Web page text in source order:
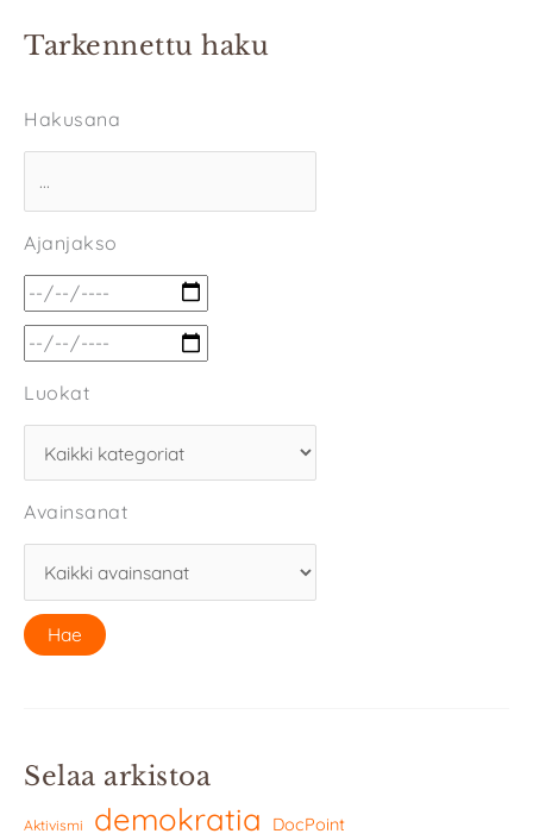
Tarkennettu haku
Hakusana
Ajanjakso
Luokat
Avainsanat
Selaa arkistoa
Aktivismi demokratia DocPoint